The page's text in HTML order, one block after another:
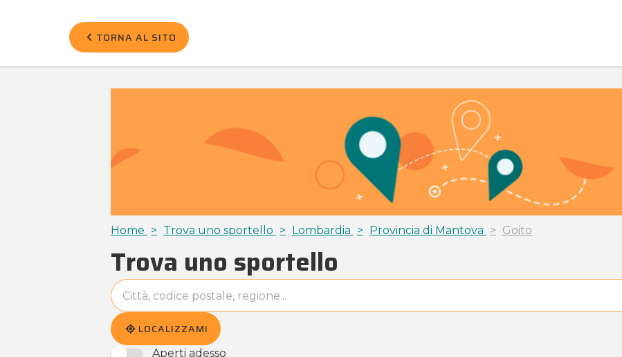
TORNA AL SITO
Home Trova uno sportello Lombardia Provincia di Mantova Goito
Trova uno sportello
accessibility.searchform.label.searchformaccessibility.searchform.label.searchinput
accessibility.searchform.autocomplete_status
LOCALIZZAMI
Aperti adesso